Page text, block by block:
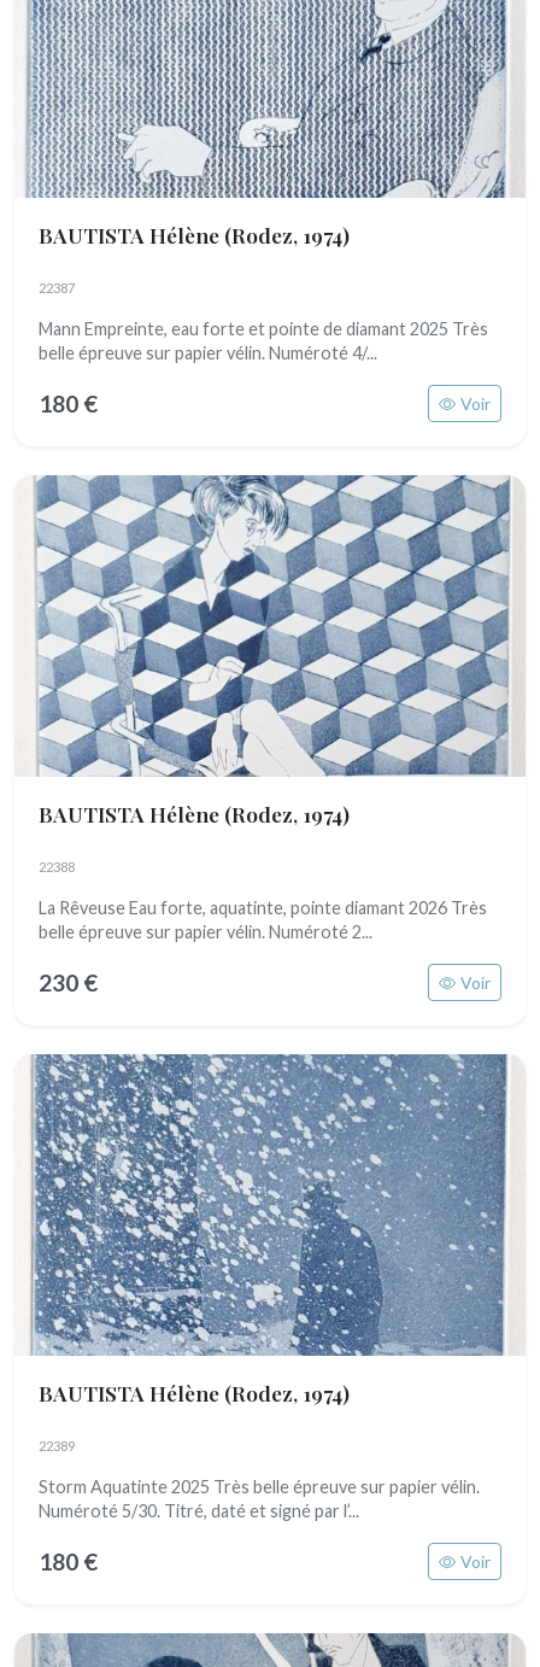
BAUTISTA Hélène (Rodez, 1974)
22387
Mann Empreinte, eau forte et pointe de diamant 2025 Très
belle épreuve sur papier vélin. Numéroté 4/...
180 € Voir
BAUTISTA Hélène (Rodez, 1974)
22388
La Rêveuse Eau forte, aquatinte, pointe diamant 2026 Très
belle épreuve sur papier vélin. Numéroté 2...
230 € Voir
BAUTISTA Hélène (Rodez, 1974)
22389
Storm Aquatinte 2025 Très belle épreuve sur papier vélin.
Numéroté 5/30. Titré, daté et signé par l’...
180 € Voir